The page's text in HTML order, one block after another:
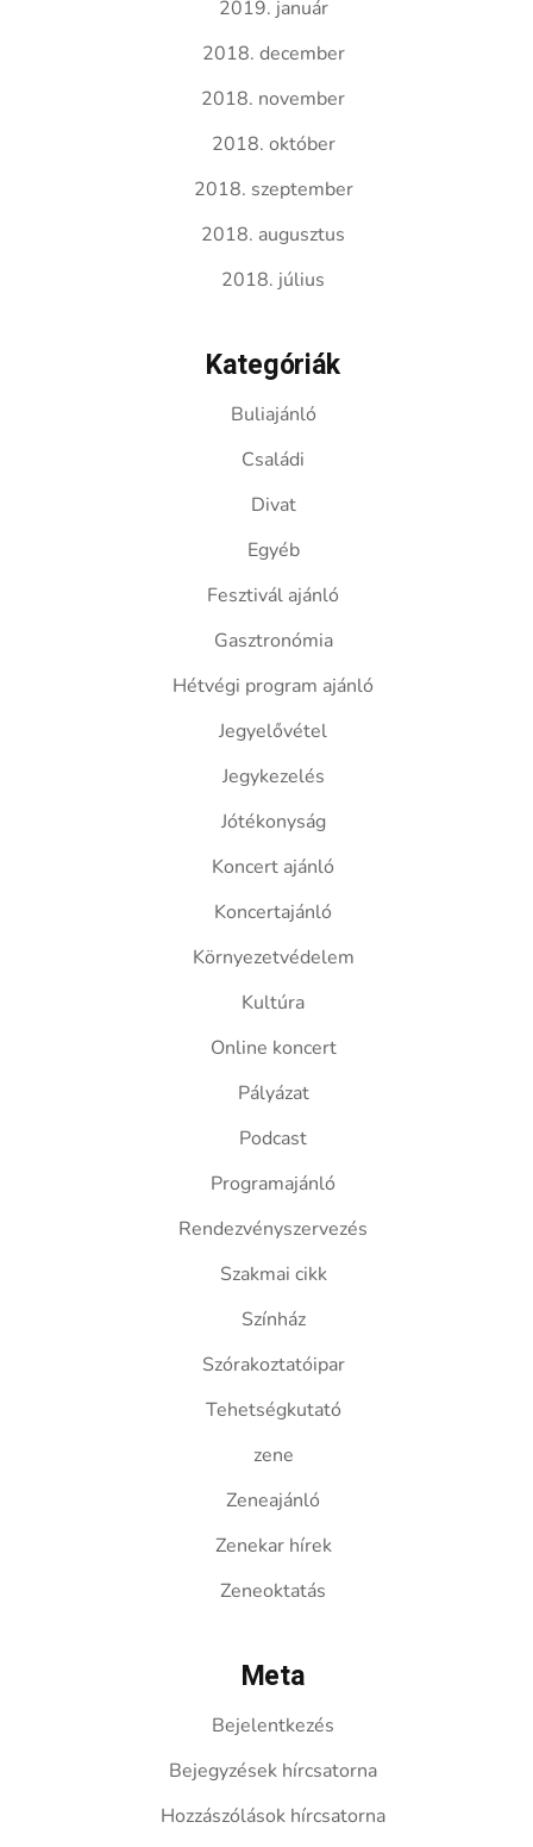
2019. január
2018. december
2018. november
2018. október
2018. szeptember
2018. augusztus
2018. július
Kategóriák
Buliajánló
Családi
Divat
Egyéb
Fesztivál ajánló
Gasztronómia
Hétvégi program ajánló
Jegyelővétel
Jegykezelés
Jótékonyság
Koncert ajánló
Koncertajánló
Környezetvédelem
Kultúra
Online koncert
Pályázat
Podcast
Programajánló
Rendezvényszervezés
Szakmai cikk
Színház
Szórakoztatóipar
Tehetségkutató
zene
Zeneajánló
Zenekar hírek
Zeneoktatás
Meta
Bejelentkezés
Bejegyzések hírcsatorna
Hozzászólások hírcsatorna